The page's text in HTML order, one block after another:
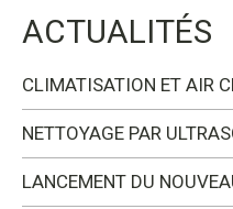
ACTUALITÉS
CLIMATISATION ET AIR
NETTOYAGE PAR
LANCEMENT DU